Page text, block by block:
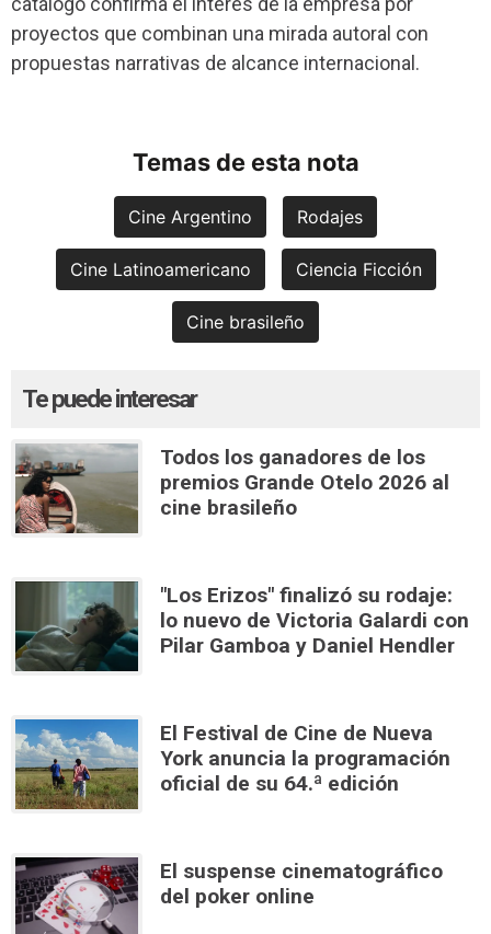
proyectos que combinan una mirada autoral con
propuestas narrativas de alcance internacional.
Temas de esta nota
Cine Argentino Rodajes
Cine Latinoamericano Ciencia Ficción
Cine brasileño
Te puede interesar
Todos los ganadores de los
premios Grande Otelo 2026 al
cine brasileño
"Los Erizos" finalizó su rodaje:
lo nuevo de Victoria Galardi con
Pilar Gamboa y Daniel Hendler
El Festival de Cine de Nueva
York anuncia la programación
oficial de su 64.ª edición
El suspense cinematográfico
del poker online